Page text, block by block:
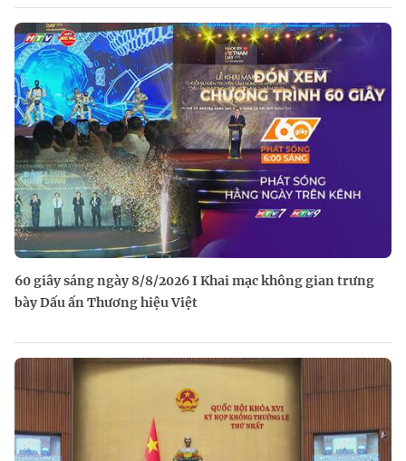
60 giây sáng ngày 8/8/2026 I Khai mạc không gian trưng
bày Dấu ấn Thương hiệu Việt